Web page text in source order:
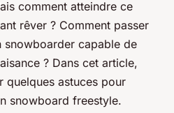
comment atteindre ce
rêver ? Comment passer
snowboarder capable de
? Dans cet article,
quelques astuces pour
snowboard freestyle.